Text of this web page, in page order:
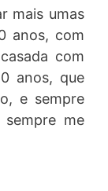
mais umas
anos, com
com
anos, que
e sempre
me